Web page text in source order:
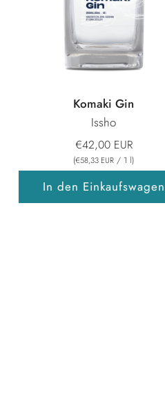
Komaki Gin
Issho
€42,00 EUR
(€58,33 EUR / 1 l)
In den Einkaufswagen